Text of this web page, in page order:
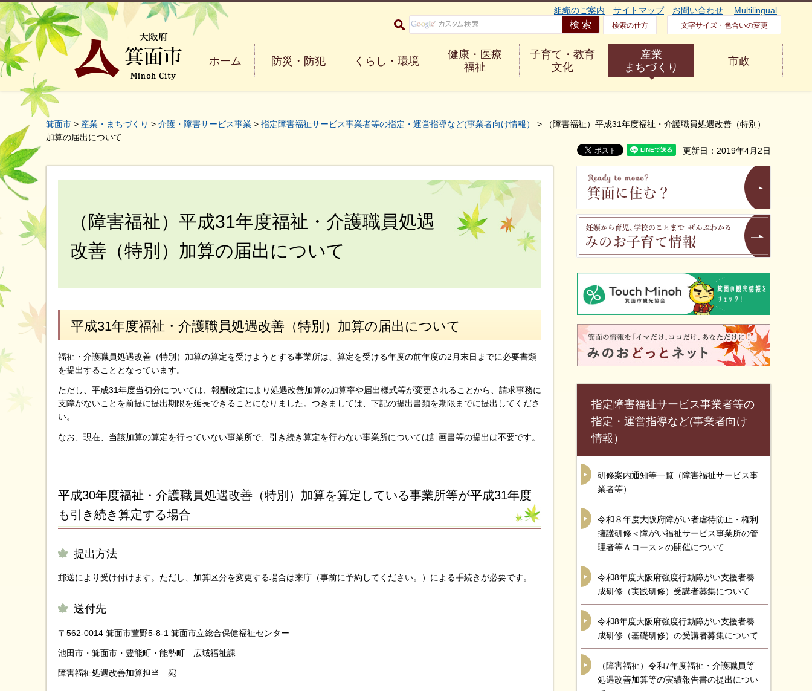
大阪府箕面市 Minoh City
組織のご案内 サイトマップ お問い合わせ Multilingual
検索の仕方 文字サイズ・色合いの変更
ホーム 防災・防犯 くらし・環境
健康・医療
福祉
子育て・教育
文化
産業
まちづくり
市政
箕面市 > 産業・まちづくり > 介護・障害サービス事業 > 指定障害福祉サービス事業者等の指定・運営指導など(事業者向け情報）
> （障害福祉）平成31年度福祉・介護職員処遇改善（特別）
加算の届出について
更新日：2019年4月2日
（障害福祉）平成31年度福祉・介護職員処遇
改善（特別）加算の届出について
平成31年度福祉・介護職員処遇改善（特別）加算の届出について
福祉・介護職員処遇改善（特別）加算の算定を受けようとする事業所は、算定を受ける年度の前年度の2月末日までに必要書類
を提出することとなっています。
ただし、平成31年度当初分については、報酬改定により処遇改善加算の加算率や届出様式等が変更されることから、請求事務に
支障がないことを前提に提出期限を延長できることになりました。つきましては、下記の提出書類を期限までに提出してくださ
い。
なお、現在、当該加算の算定を行っていない事業所で、引き続き算定を行わない事業所については計画書等の提出は不要です。
平成30年度福祉・介護職員処遇改善（特別）加算を算定している事業所等が平成31年度
も引き続き算定する場合
提出方法
郵送により受け付けます。ただし、加算区分を変更する場合は来庁（事前に予約してください。）による手続きが必要です。
送付先
〒562-0014 箕面市萱野5-8-1 箕面市立総合保健福祉センター
池田市・箕面市・豊能町・能勢町 広域福祉課
障害福祉処遇改善加算担当 宛
指定障害福祉サービス事業者等の
指定・運営指導など(事業者向け
情報）
研修案内通知等一覧（障害福祉サービス事
業者等）
令和８年度大阪府障がい者虐待防止・権利
擁護研修＜障がい福祉サービス事業所の管
理者等Ａコース＞の開催について
令和8年度大阪府強度行動障がい支援者養
成研修（実践研修）受講者募集について
令和8年度大阪府強度行動障がい支援者養
成研修（基礎研修）の受講者募集について
（障害福祉）令和7年度福祉・介護職員等
処遇改善加算等の実績報告書の提出につい